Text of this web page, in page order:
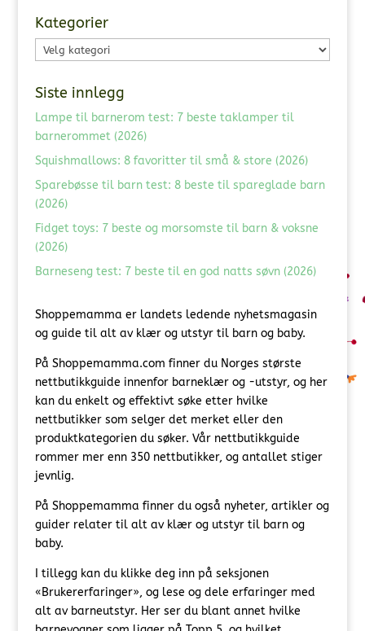
Kategorier
Kategorier
Siste innlegg
Lampe til barnerom test: 7 beste taklamper til
barnerommet (2026)
Squishmallows: 8 favoritter til små & store (2026)
Sparebøsse til barn test: 8 beste til spareglade barn
(2026)
Fidget toys: 7 beste og morsomste til barn & voksne
(2026)
Barneseng test: 7 beste til en god natts søvn (2026)
Shoppemamma er landets ledende nyhetsmagasin
og guide til alt av klær og utstyr til barn og baby.
På Shoppemamma.com finner du Norges største
nettbutikkguide innenfor barneklær og -utstyr, og her
kan du enkelt og effektivt søke etter hvilke
nettbutikker som selger det merket eller den
produktkategorien du søker. Vår nettbutikkguide
rommer mer enn 350 nettbutikker, og antallet stiger
jevnlig.
På Shoppemamma finner du også nyheter, artikler og
guider relater til alt av klær og utstyr til barn og
baby.
I tillegg kan du klikke deg inn på seksjonen
«Brukererfaringer», og lese og dele erfaringer med
alt av barneutstyr. Her ser du blant annet hvilke